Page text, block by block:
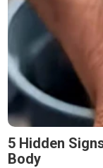
5 Hidden
Body